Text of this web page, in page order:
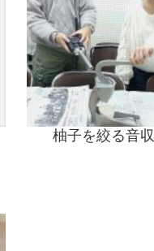
柚子を絞る音